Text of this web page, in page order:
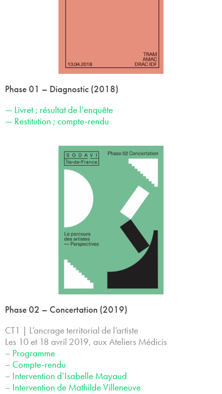
Phase 01 – Diagnostic (2018)
— Livret ; résultat de l’enquête
— Restitution ; compte-rendu
Phase 02 – Concertation (2019)
CT1 | L’ancrage territorial de l’artiste
Les 10 et 18 avril 2019, aux Ateliers Médicis
– Programme
– Compte-rendu
– Intervention d’Isabelle Mayaud
– Intervention de Mathilde Villeneuve